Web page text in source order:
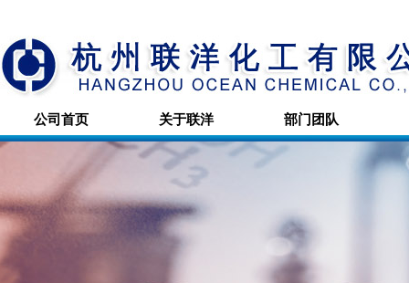
公司首页 关于联洋 部门团队